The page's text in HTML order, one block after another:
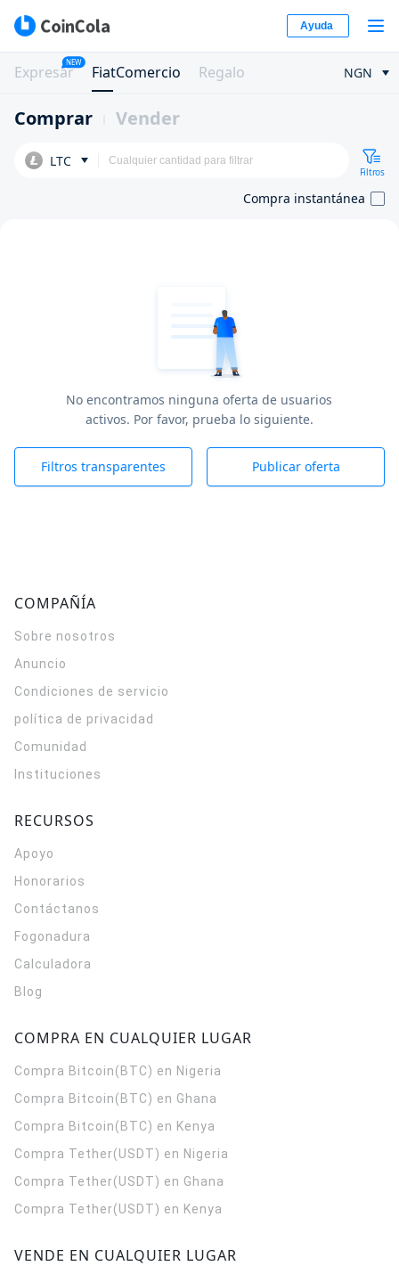
Ayuda
Expresar
NEW
FiatComercio Regalo NGN
Comprar Vender
LTC
Filtros
Compra instantánea
No encontramos ninguna oferta de usuarios
activos. Por favor, prueba lo siguiente.
Filtros transparentes Publicar oferta
COMPAÑÍA
Sobre nosotros
Anuncio
Condiciones de servicio
política de privacidad
Comunidad
Instituciones
RECURSOS
Apoyo
Honorarios
Contáctanos
Fogonadura
Calculadora
Blog
COMPRA EN CUALQUIER LUGAR
Compra Bitcoin(BTC) en Nigeria
Compra Bitcoin(BTC) en Ghana
Compra Bitcoin(BTC) en Kenya
Compra Tether(USDT) en Nigeria
Compra Tether(USDT) en Ghana
Compra Tether(USDT) en Kenya
VENDE EN CUALQUIER LUGAR